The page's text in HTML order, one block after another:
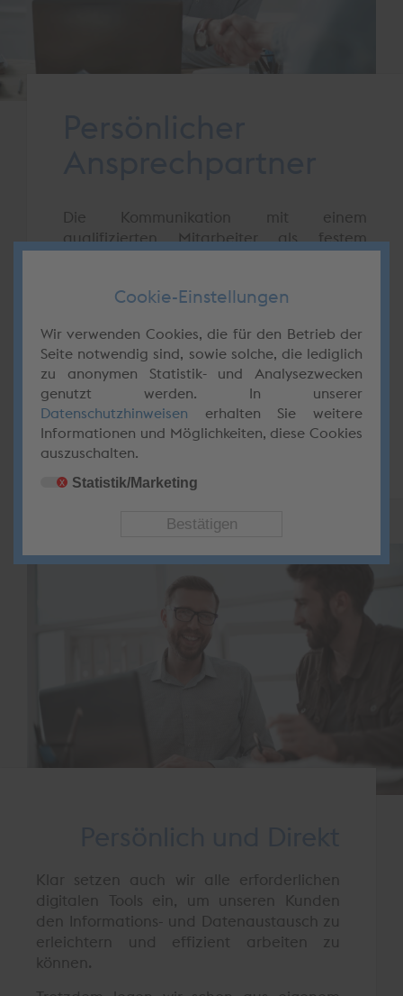
Cookie-Einstellungen
Wir verwenden Cookies, die für den Betrieb der
Seite notwendig sind, sowie solche, die lediglich
zu anonymen Statistik- und Analysezwecken
genutzt werden. In unserer
Datenschutzhinweisen erhalten Sie weitere
Informationen und Möglichkeiten, diese Cookies
auszuschalten.
x Statistik/Marketing
Die Kommunikation mit einem
qualifizierten Mitarbeiter als festem
eigentlichen fachlichen Kompetenzen den
Mehrwert aus:
Die Zusammenarbeit so gestalten können,
dass sie einfach und komfortabel ist und
damit Kapazitäten für die Erledigung
anderer Aufgaben schafft.
Klar setzen auch wir alle erforderlichen
digitalen Tools ein, um unseren Kunden
den Informations- und Datenaustausch zu
erleichtern und effizient arbeiten zu
können.